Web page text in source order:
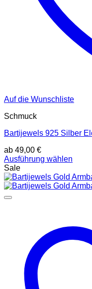
Auf die Wunschliste
Schmuck
Bartijewels 925 Silber
ab 49,00 €
Ausführung wählen
Dieses
Produkt
weist
mehrere
Produktseite
gewählt
werden
Sale